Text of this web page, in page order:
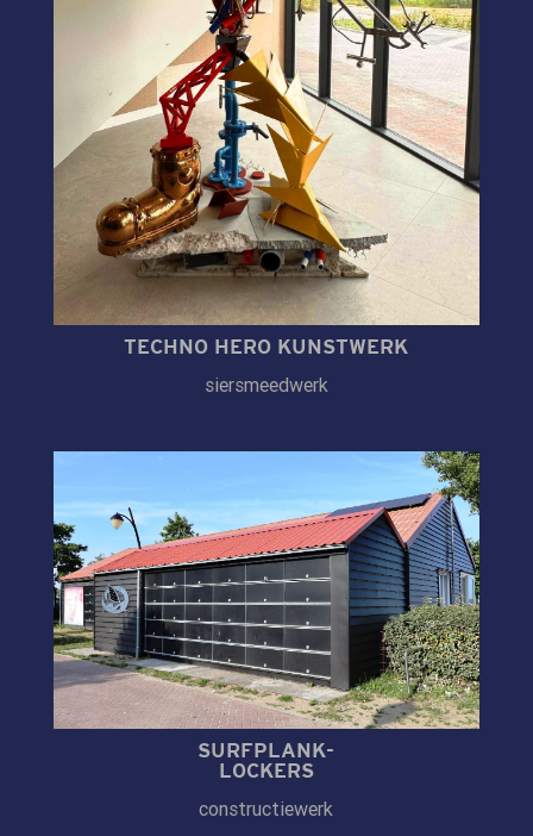
TECHNO HERO KUNSTWERK
siersmeedwerk
SURFPLANK-
LOCKERS
constructiewerk